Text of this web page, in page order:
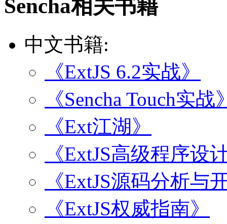
Sencha相关书籍
中文书籍:
《ExtJS 6.2实战》
《Sencha Touch实战
《Ext江湖》
《ExtJS高级程序设
《ExtJS源码分析与
《ExtJS权威指南》